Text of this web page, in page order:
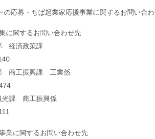
の応募・ちば起業家応援事業に関するお問い合
に関するお問い合わせ先
経済政策課
商工振興課 工業係
光課 商工振興係
業に関するお問い合わせ先